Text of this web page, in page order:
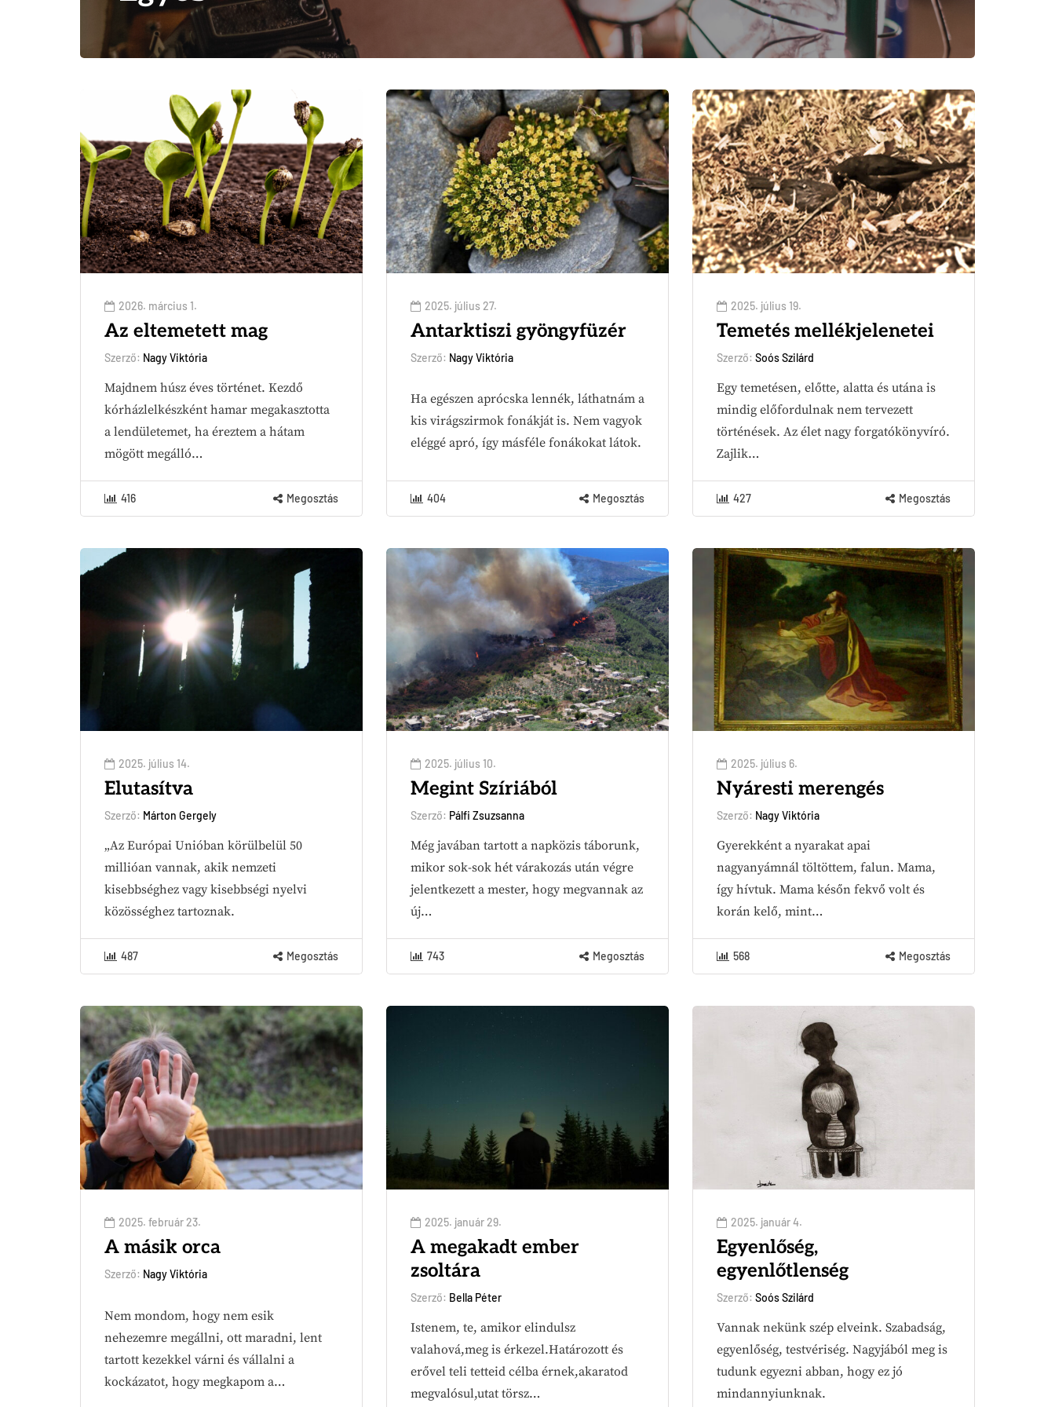
2026. március 1.
Az eltemetett mag
Szerző: Nagy Viktória
Majdnem húsz éves történet. Kezdő
kórházlelkészként hamar megakasztotta
a lendületemet, ha éreztem a hátam
mögött megálló…
416 Megosztás
2025. július 27.
Antarktiszi gyöngyfüzér
Szerző: Nagy Viktória
Ha egészen aprócska lennék, láthatnám a
kis virágszirmok fonákját is. Nem vagyok
eléggé apró, így másféle fonákokat látok.
404 Megosztás
2025. július 19.
Temetés mellékjelenetei
Szerző: Soós Szilárd
Egy temetésen, előtte, alatta és utána is
mindig előfordulnak nem tervezett
történések. Az élet nagy forgatókönyvíró.
Zajlik…
427 Megosztás
2025. július 14.
Elutasítva
Szerző: Márton Gergely
„Az Európai Unióban körülbelül 50
millióan vannak, akik nemzeti
kisebbséghez vagy kisebbségi nyelvi
közösséghez tartoznak.
487 Megosztás
2025. július 10.
Megint Szíriából
Szerző: Pálfi Zsuzsanna
Még javában tartott a napközis táborunk,
mikor sok-sok hét várakozás után végre
jelentkezett a mester, hogy megvannak az
új…
743 Megosztás
2025. július 6.
Nyáresti merengés
Szerző: Nagy Viktória
Gyerekként a nyarakat apai
nagyanyámnál töltöttem, falun. Mama,
így hívtuk. Mama későn fekvő volt és
korán kelő, mint…
568 Megosztás
2025. február 23.
A másik orca
Szerző: Nagy Viktória
Nem mondom, hogy nem esik
nehezemre megállni, ott maradni, lent
tartott kezekkel várni és vállalni a
kockázatot, hogy megkapom a…
2025. január 29.
A megakadt ember
zsoltára
Szerző: Bella Péter
Istenem, te, amikor elindulsz
valahová,meg is érkezel.Határozott és
erővel teli tetteid célba érnek,akaratod
megvalósul,utat törsz…
2025. január 4.
Egyenlőség,
egyenlőtlenség
Szerző: Soós Szilárd
Vannak nekünk szép elveink. Szabadság,
egyenlőség, testvériség. Nagyjából meg is
tudunk egyezni abban, hogy ez jó
mindannyiunknak.